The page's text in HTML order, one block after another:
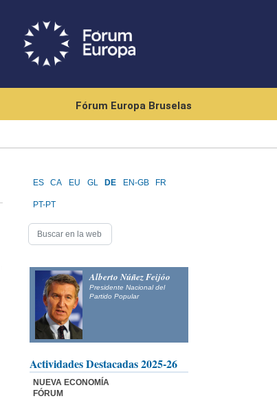
Fórum Europa Bruselas
ES CA EU GL DE EN-GB FR
PT-PT
Alberto Núñez Feijóo
Presidente Nacional del
Partido Popular
Actividades Destacadas 2025-26
NUEVA ECONOMÍA
FÓRUM